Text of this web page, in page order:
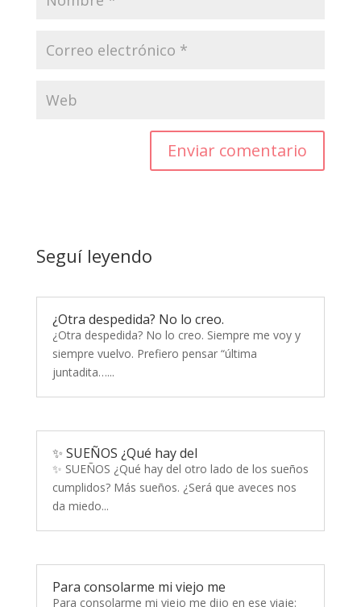
Enviar comentario
Seguí leyendo
¿Otra despedida? No lo creo.
¿Otra despedida? No lo creo. Siempre me voy y
siempre vuelvo. Prefiero pensar “última
juntadita…...
✨ SUEÑOS ¿Qué hay del
✨ SUEÑOS ¿Qué hay del otro lado de los sueños
cumplidos? Más sueños. ¿Será que aveces nos
da miedo...
Para consolarme mi viejo me
Para consolarme mi viejo me dijo en ese viaje: